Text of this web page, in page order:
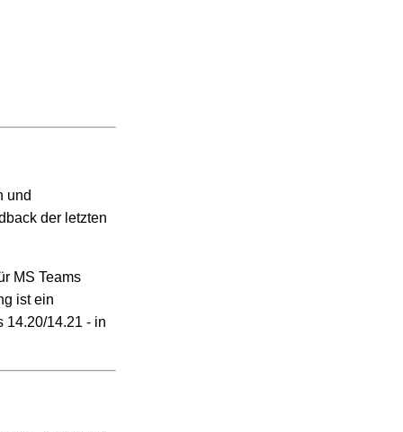
und
der letzten
MS Teams
ist ein
14.20/14.21 - in